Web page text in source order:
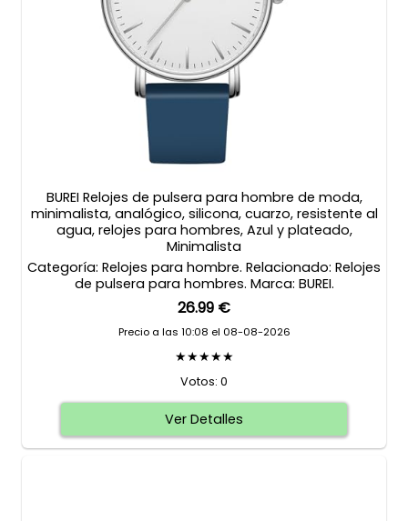
BUREI Relojes de pulsera para hombre de moda,
minimalista, analógico, silicona, cuarzo, resistente al
agua, relojes para hombres, Azul y plateado,
Minimalista
Categoría: Relojes para hombre. Relacionado: Relojes
de pulsera para hombres. Marca: BUREI.
26.99 €
Precio a las 10:08 el 08-08-2026
★★★★★
Votos: 0
Ver Detalles